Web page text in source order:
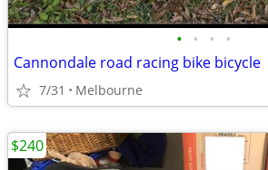
• • • •
Cannondale road racing bike bicycle
7/31 Melbourne
$240